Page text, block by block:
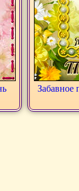
Забавное